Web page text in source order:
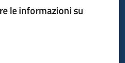
le informazioni su